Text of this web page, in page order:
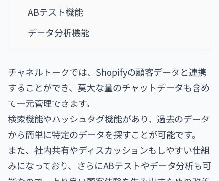
ABテスト機能
データ分析機能
チャネルトークでは、Shopifyの顧客データと連携
することができ、莫大な量のチャットデータも含め
て一元管理できます。
検索機能やハッシュタグ機能があり、過去のデータ
から簡単に特定のデータを探すことが可能です。
また、社内共有やディスカッションもしやすい仕組
みになっており、さらにABテストやデータ分析も可